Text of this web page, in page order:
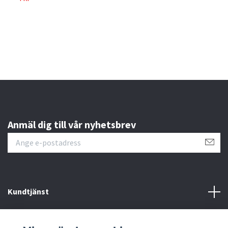
Anmäl dig till vår nyhetsbrev
Kundtjänst